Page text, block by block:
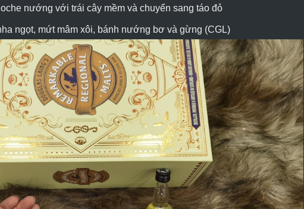
nướng với trái cây mềm và chuyển sang táo đỏ
ngọt, mứt mâm xôi, bánh nướng bơ và gừng (CGL)